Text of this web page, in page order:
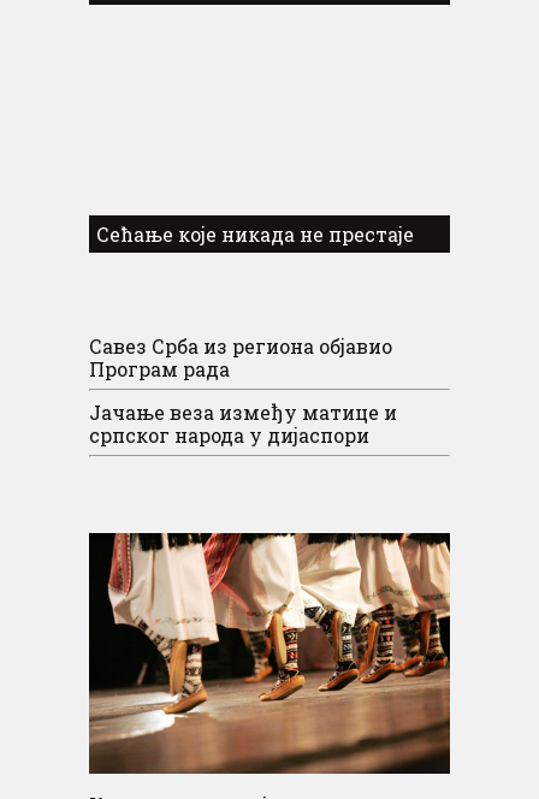
Сећање које никада не престаје
Савез Срба из региона објавио
Програм рада
Јачање веза између матице и
српског народа у дијаспори